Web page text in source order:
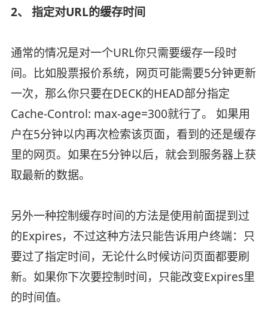
2、 指定对URL的缓存时间
通常的情况是对一个URL你只需要缓存一段时
间。比如股票报价系统，网页可能需要5分钟更新
一次，那么你只要在DECK的HEAD部分指定
Cache-Control: max-age=300就行了。 如果用
户在5分钟以内再次检索该页面，看到的还是缓存
里的网页。如果在5分钟以后，就会到服务器上获
取最新的数据。
另外一种控制缓存时间的方法是使用前面提到过
的Expires，不过这种方法只能告诉用户终端：只
要过了指定时间，无论什么时候访问页面都要刷
新。如果你下次要控制时间，只能改变Expires里
的时间值。